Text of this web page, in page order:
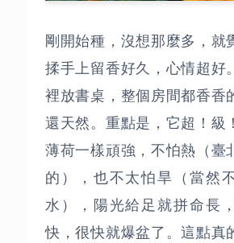
剛開始種，沒想那麼多，就
揉手上留香好久，心情超好
裡放書桌，整個房間都香香
還天然。重點是，它超！級
薄荷一樣頑強，不怕熱（臺
的），也不太怕旱（當然
水），陽光給足就拼命長
快，很快就爆盆了。這點真